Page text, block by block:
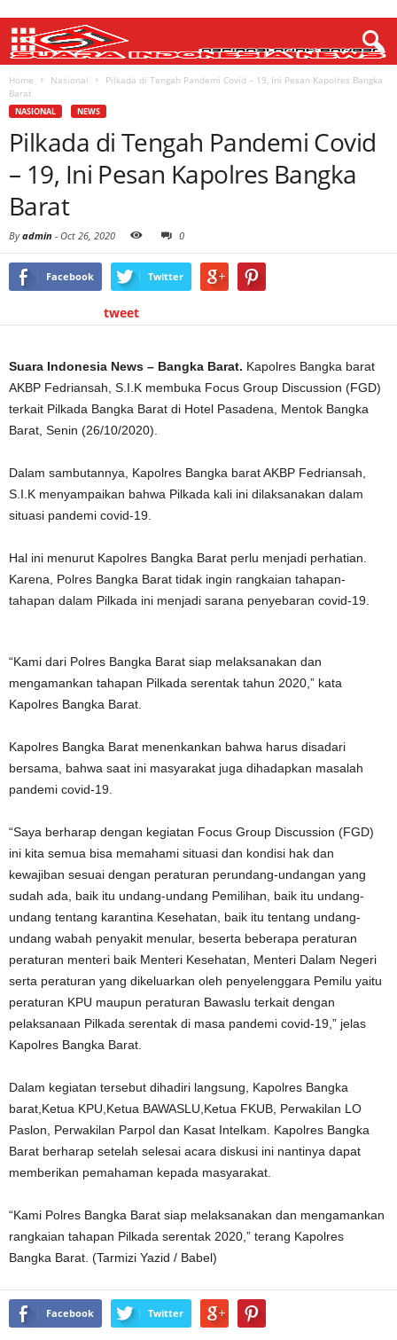
Home Nasional
Pilkada di Tengah Pandemi Covid – 19, Ini Pesan Kapolres Bangka
Barat
NASIONAL NEWS
Pilkada di Tengah Pandemi Covid
– 19, Ini Pesan Kapolres Bangka
Barat
Byadmin - Oct 26, 2020 0
Facebook Twitter
tweet
Suara Indonesia News – Bangka Barat. Kapolres Bangka barat
AKBP Fedriansah, S.I.K membuka Focus Group Discussion (FGD)
terkait Pilkada Bangka Barat di Hotel Pasadena, Mentok Bangka
Barat, Senin (26/10/2020).
Dalam sambutannya, Kapolres Bangka barat AKBP Fedriansah,
S.I.K menyampaikan bahwa Pilkada kali ini dilaksanakan dalam
situasi pandemi covid-19.
Hal ini menurut Kapolres Bangka Barat perlu menjadi perhatian.
Karena, Polres Bangka Barat tidak ingin rangkaian tahapan-
tahapan dalam Pilkada ini menjadi sarana penyebaran covid-19.
“Kami dari Polres Bangka Barat siap melaksanakan dan
mengamankan tahapan Pilkada serentak tahun 2020,” kata
Kapolres Bangka Barat.
Kapolres Bangka Barat menenkankan bahwa harus disadari
bersama, bahwa saat ini masyarakat juga dihadapkan masalah
pandemi covid-19.
“Saya berharap dengan kegiatan Focus Group Discussion (FGD)
ini kita semua bisa memahami situasi dan kondisi hak dan
kewajiban sesuai dengan peraturan perundang-undangan yang
sudah ada, baik itu undang-undang Pemilihan, baik itu undang-
undang tentang karantina Kesehatan, baik itu tentang undang-
undang wabah penyakit menular, beserta beberapa peraturan
peraturan menteri baik Menteri Kesehatan, Menteri Dalam Negeri
serta peraturan yang dikeluarkan oleh penyelenggara Pemilu yaitu
peraturan KPU maupun peraturan Bawaslu terkait dengan
pelaksanaan Pilkada serentak di masa pandemi covid-19,” jelas
Kapolres Bangka Barat.
Dalam kegiatan tersebut dihadiri langsung, Kapolres Bangka
barat,Ketua KPU,Ketua BAWASLU,Ketua FKUB, Perwakilan LO
Paslon, Perwakilan Parpol dan Kasat Intelkam. Kapolres Bangka
Barat berharap setelah selesai acara diskusi ini nantinya dapat
memberikan pemahaman kepada masyarakat.
“Kami Polres Bangka Barat siap melaksanakan dan mengamankan
rangkaian tahapan Pilkada serentak 2020,” terang Kapolres
Bangka Barat. (Tarmizi Yazid / Babel)
Facebook Twitter